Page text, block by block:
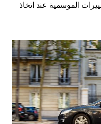
الموسمية عند اتخاذ